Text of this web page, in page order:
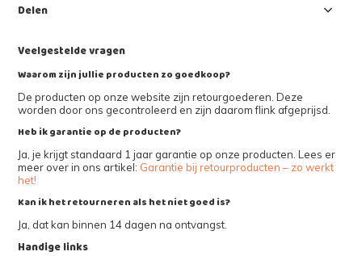
Delen
Veelgestelde vragen
Waarom zijn jullie producten zo goedkoop?
De producten op onze website zijn retourgoederen. Deze
worden door ons gecontroleerd en zijn daarom flink afgeprijsd.
Heb ik garantie op de producten?
Ja, je krijgt standaard 1 jaar garantie op onze producten. Lees er
meer over in ons artikel: Garantie bij retourproducten – zo werkt
het!
Kan ik het retourneren als het niet goed is?
Ja, dat kan binnen 14 dagen na ontvangst.
Handige links